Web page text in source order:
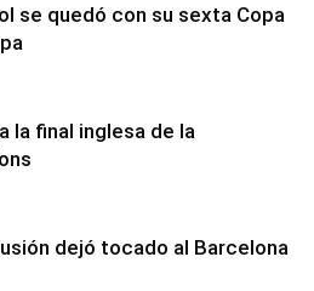
se quedó con su sexta Copa
la final inglesa de la
dejó tocado al Barcelona